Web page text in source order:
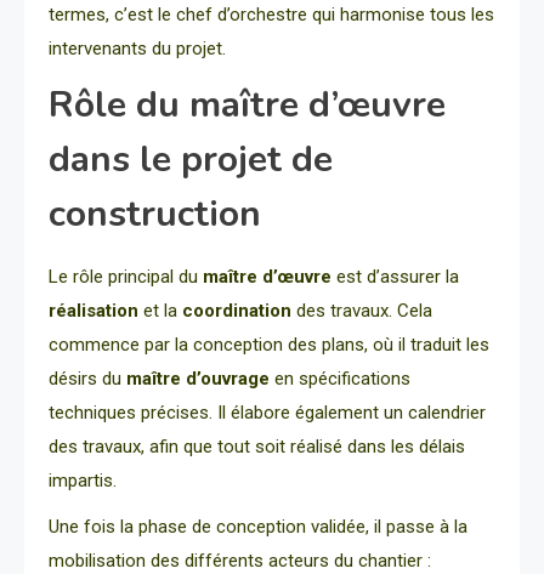
termes, c’est le chef d’orchestre qui harmonise tous les
intervenants du projet.
Rôle du maître d’œuvre
dans le projet de
construction
Le rôle principal du maître d’œuvre est d’assurer la
réalisation et la coordination des travaux. Cela
commence par la conception des plans, où il traduit les
désirs du maître d’ouvrage en spécifications
techniques précises. Il élabore également un calendrier
des travaux, afin que tout soit réalisé dans les délais
impartis.
Une fois la phase de conception validée, il passe à la
mobilisation des différents acteurs du chantier :